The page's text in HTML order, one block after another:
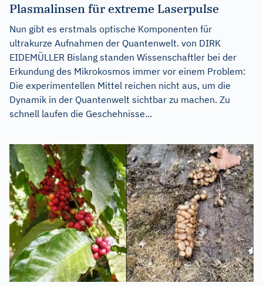
Plasmalinsen für extreme Laserpulse
Nun gibt es erstmals optische Komponenten für
ultrakurze Aufnahmen der Quantenwelt. von DIRK
EIDEMÜLLER Bislang standen Wissenschaftler bei der
Erkundung des Mikrokosmos immer vor einem Problem:
Die experimentellen Mittel reichen nicht aus, um die
Dynamik in der Quantenwelt sichtbar zu machen. Zu
schnell laufen die Geschehnisse...